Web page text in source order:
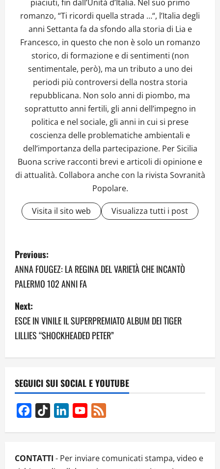
piaciuti, fin dall’Unità d’Italia. Nel suo primo
romanzo, “Ti ricordi quella strada …“, l’Italia degli
anni Settanta fa da sfondo alla storia di Lia e
Francesco, in questo che non è solo un romanzo
storico, di formazione e di sentimenti (non
sentimentale, però), ma un tributo a uno dei
periodi più controversi della nostra storia
repubblicana. Non solo anni di piombo, ma
soprattutto anni fertili, gli anni dell’impegno in
politica e nel sociale, gli anni in cui si prese
coscienza delle problematiche ambientali e
dell’importanza della partecipazione. Per Sicilia
Buona scrive racconti brevi e articoli di opinione e
di attualità. Collabora anche con la rivista Sovranità
Popolare.
Visita il sito web Visualizza tutti i post
P
o
s
t
n
a
i
g
a
t
Previous:
ANNA FOUGEZ: LA REGINA DEL VARIETÀ CHE INCANTÒ
PALERMO 102 ANNI FA
Next:
ESCE IN VINILE IL SUPERPREMIATO ALBUM DEI TIGER
LILLIES “SHOCKHEADED PETER”
SEGUICI SUI SOCIAL E YOUTUBE
Facebook
TikTok LinkedInYouTube
CONTATTI - Per inviare comunicati stampa, video e